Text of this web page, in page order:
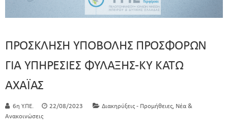
ΠΡΟΣΚΛΗΣΗ ΥΠΟΒΟΛΗΣ ΠΡΟΣΦΟΡΩΝ
ΓΙΑ ΥΠΗΡΕΣΙΕΣ ΦΥΛΑΞΗΣ-ΚΥ ΚΑΤΩ
ΑΧΑΪΑΣ
6η Υ.ΠΕ. 22/08/2023 Διακηρύξεις - Προμήθειες, Νέα &
Ανακοινώσεις